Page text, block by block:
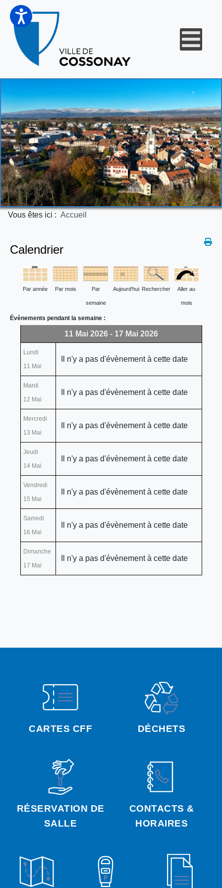
Vous êtes ici : Accueil
CARTES CFF DÉCHETS
RÉSERVATION DE
SALLE
CONTACTS &
HORAIRES
Calendrier
Par année Par mois Par
semaine
Aujourd'hui Rechercher Aller au
mois
Évènements pendant la semaine :
11 Mai 2026 - 17 Mai 2026
Lundi
11 Mai
Il n'y a pas d'évènement à cette date
Mardi
12 Mai
Il n'y a pas d'évènement à cette date
Mercredi
13 Mai
Il n'y a pas d'évènement à cette date
Jeudi
14 Mai
Il n'y a pas d'évènement à cette date
Vendredi
15 Mai
Il n'y a pas d'évènement à cette date
Samedi
16 Mai
Il n'y a pas d'évènement à cette date
Dimanche
17 Mai
Il n'y a pas d'évènement à cette date